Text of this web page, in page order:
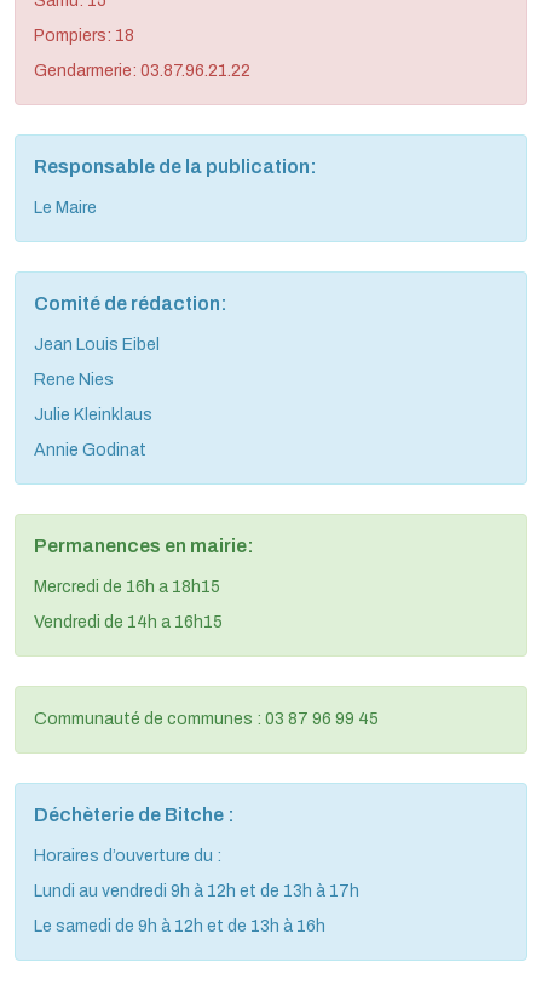
Pompiers: 18
Gendarmerie: 03.87.96.21.22
Responsable de la publication:
Le Maire
Comité de rédaction:
Jean Louis Eibel
Rene Nies
Julie Kleinklaus
Annie Godinat
Permanences en mairie:
Mercredi de 16h a 18h15
Vendredi de 14h a 16h15
Communauté de communes : 03 87 96 99 45
Déchèterie de Bitche :
Horaires d’ouverture du :
Lundi au vendredi 9h à 12h et de 13h à 17h
Le samedi de 9h à 12h et de 13h à 16h